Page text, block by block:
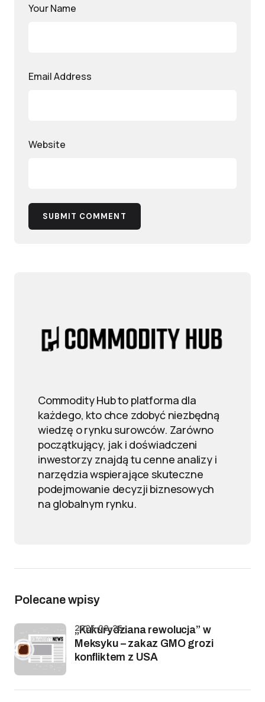
Your Name
Email Address
Website
SUBMIT COMMENT
Commodity Hub to platforma dla
każdego, kto chce zdobyć niezbędną
wiedzę o rynku surowców. Zarówno
początkujący, jak i doświadczeni
inwestorzy znajdą tu cenne analizy i
narzędzia wspierające skuteczne
podejmowanie decyzji biznesowych
na globalnym rynku.
Polecane wpisy
„Kukurydziana rewolucja” w
Meksyku – zakaz GMO grozi
konfliktem z USA
2025-02-26